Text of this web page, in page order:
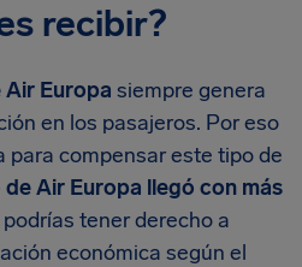
recibir?
Air Europa siempre genera
en los pasajeros. Por eso
para compensar este tipo de
de Air Europa llegó con más
podrías tener derecho a
económica según el